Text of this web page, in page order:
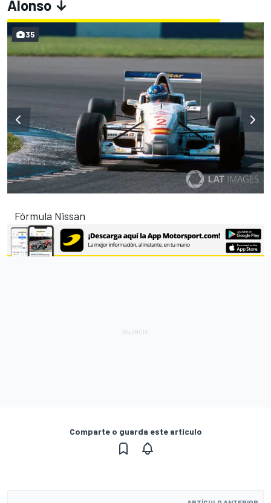
Alonso ↓
Fórmula Nissan
35
Comparte o guarda este artículo